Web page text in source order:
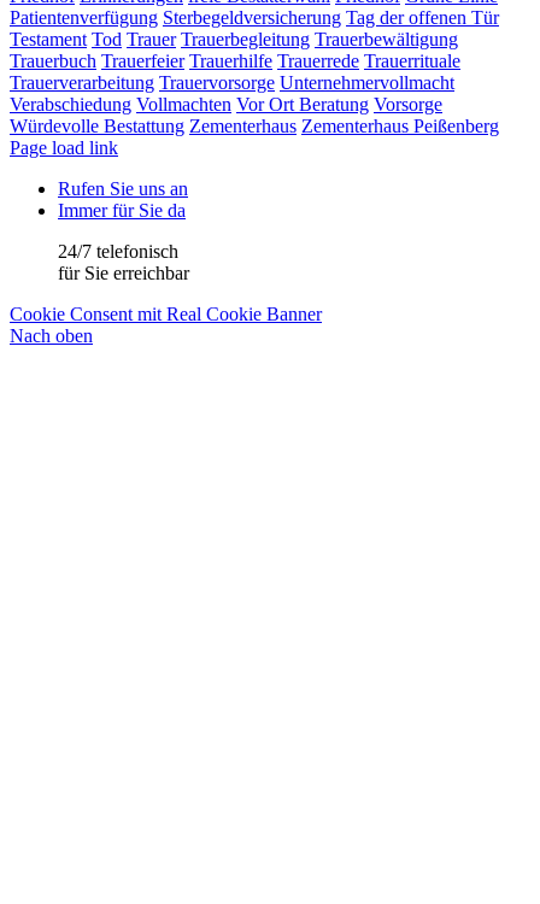
Patientenverfügung Sterbegeldversicherung Tag der offenen Tür
Testament Tod Trauer Trauerbegleitung Trauerbewältigung
Trauerbuch Trauerfeier Trauerhilfe Trauerrede Trauerrituale
Trauerverarbeitung Trauervorsorge Unternehmervollmacht
Verabschiedung Vollmachten Vor Ort Beratung Vorsorge
Würdevolle Bestattung Zementerhaus Zementerhaus Peißenberg
Page load link
Rufen Sie uns an
Immer für Sie da
24/7 telefonisch
für Sie erreichbar
Cookie Consent mit Real Cookie Banner
Nach oben